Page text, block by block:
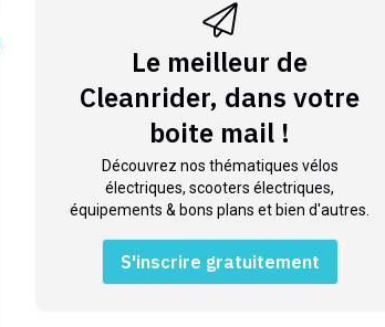
Le meilleur de
Cleanrider, dans votre
boite mail !
Découvrez nos thématiques vélos
électriques, scooters électriques,
équipements & bons plans et bien d'autres.
S'inscrire gratuitement